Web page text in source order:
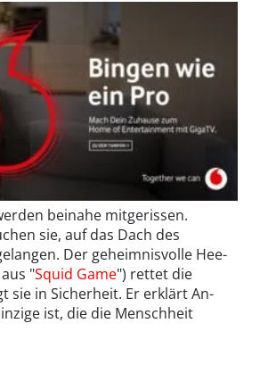
beinahe mitgerissen.
sie, auf das Dach des
Der geheimnisvolle Hee-
"Squid Game") rettet die
sie in Sicherheit. Er erklärt An-
ist, die die Menschheit